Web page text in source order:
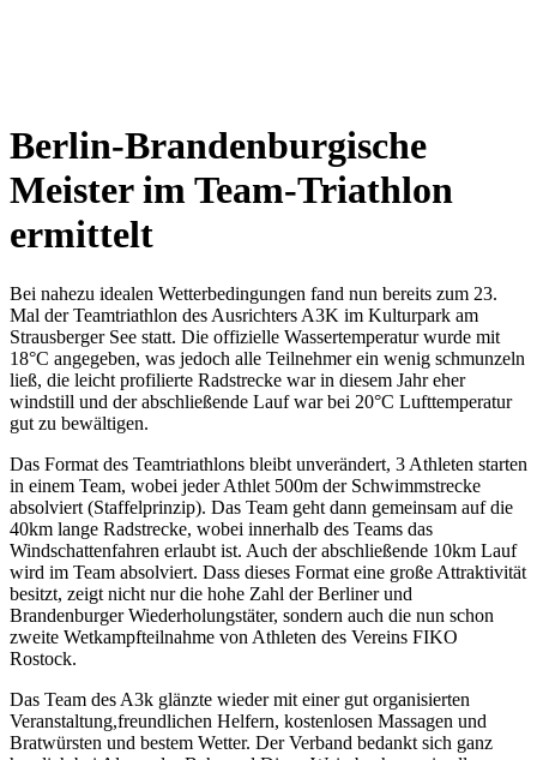
Berlin-Brandenburgische
Meister im Team-Triathlon
ermittelt
Bei nahezu idealen Wetterbedingungen fand nun bereits zum 23.
Mal der Teamtriathlon des Ausrichters A3K im Kulturpark am
Strausberger See statt. Die offizielle Wassertemperatur wurde mit
18°C angegeben, was jedoch alle Teilnehmer ein wenig schmunzeln
ließ, die leicht profilierte Radstrecke war in diesem Jahr eher
windstill und der abschließende Lauf war bei 20°C Lufttemperatur
gut zu bewältigen.
Das Format des Teamtriathlons bleibt unverändert, 3 Athleten starten
in einem Team, wobei jeder Athlet 500m der Schwimmstrecke
absolviert (Staffelprinzip). Das Team geht dann gemeinsam auf die
40km lange Radstrecke, wobei innerhalb des Teams das
Windschattenfahren erlaubt ist. Auch der abschließende 10km Lauf
wird im Team absolviert. Dass dieses Format eine große Attraktivität
besitzt, zeigt nicht nur die hohe Zahl der Berliner und
Brandenburger Wiederholungstäter, sondern auch die nun schon
zweite Wetkampfteilnahme von Athleten des Vereins FIKO
Rostock.
Das Team des A3k glänzte wieder mit einer gut organisierten
Veranstaltung,freundlichen Helfern, kostenlosen Massagen und
Bratwürsten und bestem Wetter. Der Verband bedankt sich ganz